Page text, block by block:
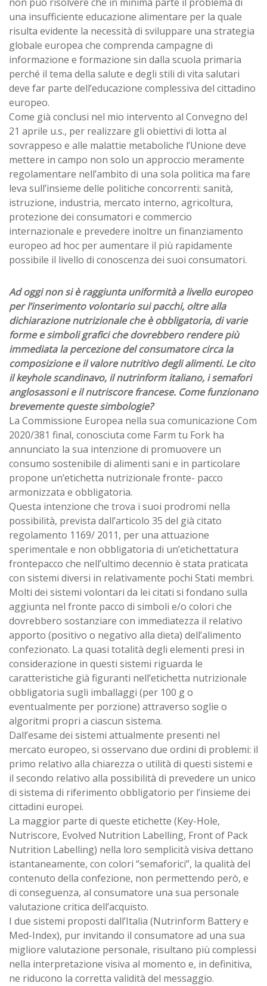
una insufficiente educazione alimentare per la quale
risulta evidente la necessità di sviluppare una strategia
globale europea che comprenda campagne di
informazione e formazione sin dalla scuola primaria
perché il tema della salute e degli stili di vita salutari
deve far parte dell’educazione complessiva del cittadino
europeo.
Come già conclusi nel mio intervento al Convegno del
21 aprile u.s., per realizzare gli obiettivi di lotta al
sovrappeso e alle malattie metaboliche l’Unione deve
mettere in campo non solo un approccio meramente
regolamentare nell’ambito di una sola politica ma fare
leva sull’insieme delle politiche concorrenti: sanità,
istruzione, industria, mercato interno, agricoltura,
protezione dei consumatori e commercio
internazionale e prevedere inoltre un finanziamento
europeo ad hoc per aumentare il più rapidamente
possibile il livello di conoscenza dei suoi consumatori.
Ad oggi non si è raggiunta uniformità a livello europeo
per l’inserimento volontario sui pacchi, oltre alla
dichiarazione nutrizionale che è obbligatoria, di varie
forme e simboli grafici che dovrebbero rendere più
immediata la percezione del consumatore circa la
composizione e il valore nutritivo degli alimenti. Le cito
il keyhole scandinavo, il nutrinform italiano, i semafori
anglosassoni e il nutriscore francese. Come funzionano
brevemente queste simbologie?
La Commissione Europea nella sua comunicazione Com
2020/381 final, conosciuta come Farm tu Fork ha
annunciato la sua intenzione di promuovere un
consumo sostenibile di alimenti sani e in particolare
propone un’etichetta nutrizionale fronte- pacco
armonizzata e obbligatoria.
Questa intenzione che trova i suoi prodromi nella
possibilità, prevista dall’articolo 35 del già citato
regolamento 1169/ 2011, per una attuazione
sperimentale e non obbligatoria di un’etichettatura
frontepacco che nell’ultimo decennio è stata praticata
con sistemi diversi in relativamente pochi Stati membri.
Molti dei sistemi volontari da lei citati si fondano sulla
aggiunta nel fronte pacco di simboli e/o colori che
dovrebbero sostanziare con immediatezza il relativo
apporto (positivo o negativo alla dieta) dell’alimento
confezionato. La quasi totalità degli elementi presi in
considerazione in questi sistemi riguarda le
caratteristiche già figuranti nell’etichetta nutrizionale
obbligatoria sugli imballaggi (per 100 g o
eventualmente per porzione) attraverso soglie o
algoritmi propri a ciascun sistema.
Dall’esame dei sistemi attualmente presenti nel
mercato europeo, si osservano due ordini di problemi: il
primo relativo alla chiarezza o utilità di questi sistemi e
il secondo relativo alla possibilità di prevedere un unico
di sistema di riferimento obbligatorio per l’insieme dei
cittadini europei.
La maggior parte di queste etichette (Key-Hole,
Nutriscore, Evolved Nutrition Labelling, Front of Pack
Nutrition Labelling) nella loro semplicità visiva dettano
istantaneamente, con colori “semaforici”, la qualità del
contenuto della confezione, non permettendo però, e
di conseguenza, al consumatore una sua personale
valutazione critica dell’acquisto.
I due sistemi proposti dall’Italia (Nutrinform Battery e
Med-Index), pur invitando il consumatore ad una sua
migliore valutazione personale, risultano più complessi
nella interpretazione visiva al momento e, in definitiva,
ne riducono la corretta validità del messaggio.